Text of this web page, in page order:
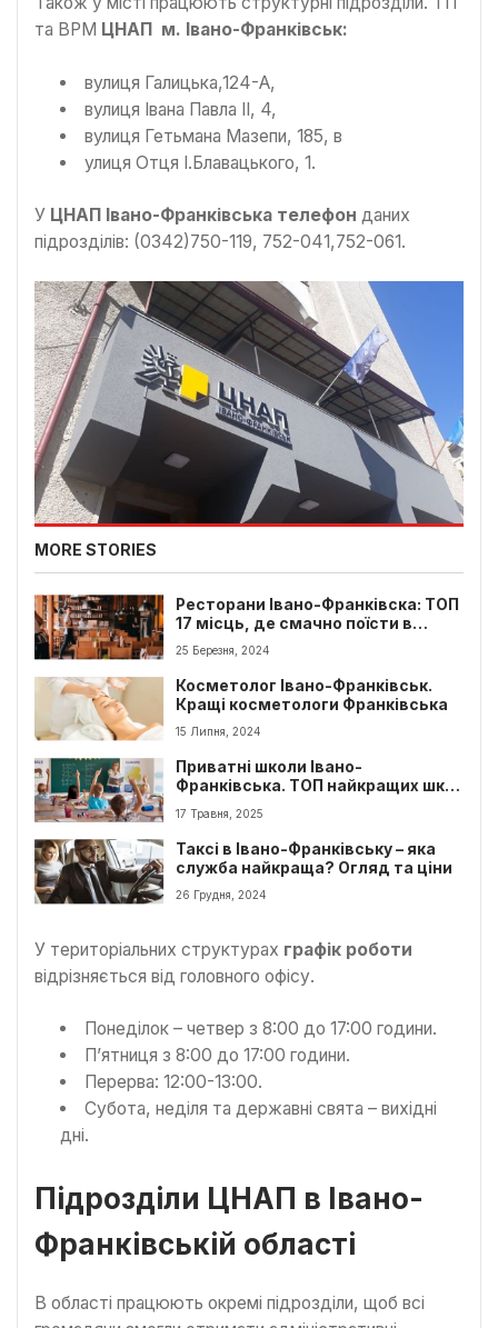
та ВРМ ЦНАП м. Івано-Франківськ:
вулиця Галицька,124-А,
вулиця Івана Павла ІІ, 4,
вулиця Гетьмана Мазепи, 185, в
улиця Отця І.Блавацького, 1.
У ЦНАП Івано-Франківська телефон даних
підрозділів: (0342)750-119, 752-041,752-061.
MORE STORIES
Ресторани Івано-Франківска: ТОП
17 місць, де смачно поїсти в
Франківську
25 Березня, 2024
Косметолог Івано-Франківськ.
Кращі косметологи Франківська
15 Липня, 2024
Приватні школи Івано-
Франківська. ТОП найкращих шкіл
для навчання дітей
17 Травня, 2025
Таксі в Івано-Франківську – яка
служба найкраща? Огляд та ціни
26 Грудня, 2024
У територіальних структурах графік роботи
відрізняється від головного офісу.
Понеділок – четвер з 8:00 до 17:00 години.
П’ятниця з 8:00 до 17:00 години.
Перерва: 12:00-13:00.
Субота, неділя та державні свята – вихідні
дні.
Підрозділи ЦНАП в Івано-
Франківській області
В області працюють окремі підрозділи, щоб всі